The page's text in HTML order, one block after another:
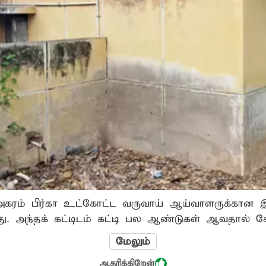
பிர்கா உட்கோட்ட வருவாய் ஆய்வாளருக்கான
அந்தக் கட்டிடம் கட்டி பல ஆண்டுகள் ஆவதால்
செய்ய இடம் இல்லாமல் உள்ளார். அதேபோல்
அகரம் கிராமத்தில் அரசு
மேலும்
ஆதரிக்கிறேன்